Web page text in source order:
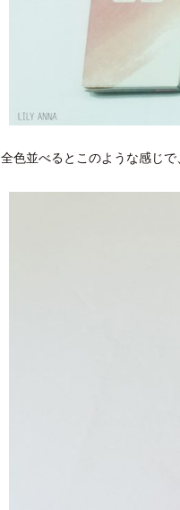
全色並べるとこのような感じで